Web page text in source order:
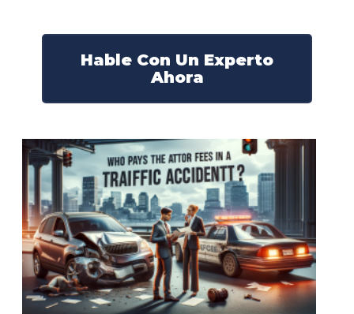
Hable Con Un Experto
Ahora